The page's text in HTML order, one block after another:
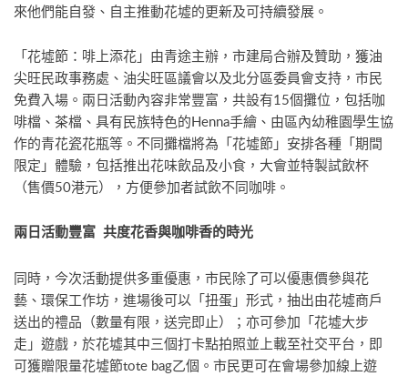
來他們能自發、自主推動花墟的更新及可持續發展。
「花墟節：啡上添花」由青途主辦，市建局合辦及贊助，獲油
尖旺民政事務處、油尖旺區議會以及北分區委員會支持，市民
免費入場。兩日活動內容非常豐富，共設有15個攤位，包括咖
啡檔、茶檔、具有民族特色的Henna手繪、由區內幼稚園學生協
作的青花瓷花瓶等。不同攤檔將為「花墟節」安排各種「期間
限定」體驗，包括推出花味飲品及小食，大會並特製試飲杯
（售價50港元），方便參加者試飲不同咖啡。
兩日活動豐富 共度花香與咖啡香的時光
同時，今次活動提供多重優惠，市民除了可以優惠價參與花
藝、環保工作坊，進場後可以「扭蛋」形式，抽出由花墟商戶
送出的禮品（數量有限，送完即止）；亦可參加「花墟大步
走」遊戲，於花墟其中三個打卡點拍照並上載至社交平台，即
可獲贈限量花墟節tote bag乙個。市民更可在會場參加線上遊